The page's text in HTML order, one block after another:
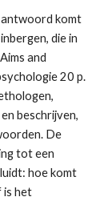
antwoord komt
die in
and
20 p.
beschrijven,
De
tot een
hoe komt
is het